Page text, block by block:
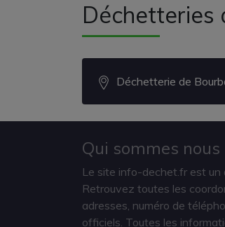
Déchetteries
Déchetterie de
Qui sommes nous
Le site info-dechet.fr est un
Retrouvez toutes les
adresses, numéro de
officiels. Toutes les